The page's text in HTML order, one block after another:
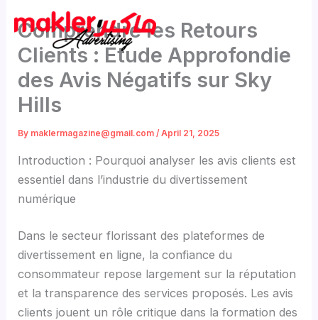
content
Comprendre les Retours
Clients : Étude Approfondie
des Avis Négatifs sur Sky
Hills
By maklermagazine@gmail.com/April 21, 2025
Introduction : Pourquoi analyser les avis clients est
essentiel dans l’industrie du divertissement
numérique
Dans le secteur florissant des plateformes de
divertissement en ligne, la confiance du
consommateur repose largement sur la réputation
et la transparence des services proposés. Les avis
clients jouent un rôle critique dans la formation des